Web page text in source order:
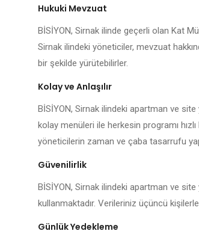
Hukuki Mevzuat
BİSİYON, Sirnak ilinde geçerli olan Kat
Sirnak ilindeki yöneticiler, mevzuat
bir şekilde yürütebilirler.
Kolay ve Anlaşılır
BİSİYON, Sirnak ilindeki apartman ve site
kolay menüleri ile herkesin programı
yöneticilerin zaman ve çaba tasarrufu
Güvenilirlik
BİSİYON, Sirnak ilindeki apartman ve
kullanmaktadır. Verileriniz üçüncü
Günlük Yedekleme